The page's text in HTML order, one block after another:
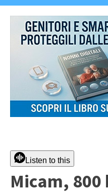
Listen to this
Micam,